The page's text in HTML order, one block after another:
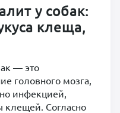
у собак:
клеща,
— это
головного мозга,
инфекцией,
клещей. Согласно